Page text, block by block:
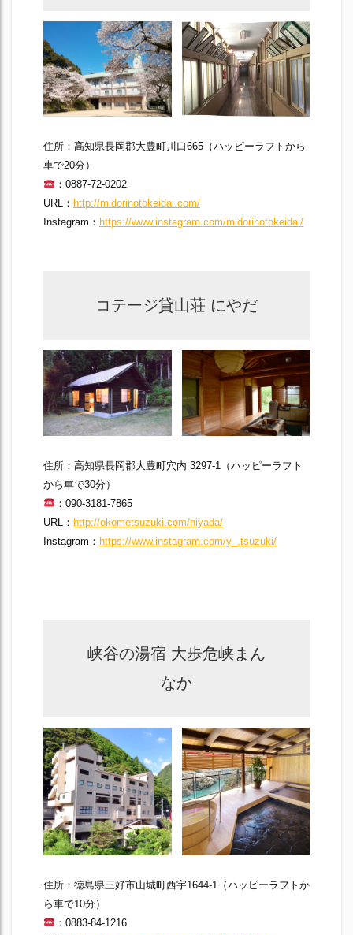
住所：高知県長岡郡大豊町川口665（ハッピーラフトから
車で20分）
：0887-72-0202
URL： http://midorinotokeidai.com/
Instagram： https://www.instagram.com/midorinotokeidai/
コテージ貸山荘 にやだ
住所：高知県長岡郡大豊町穴内 3297-1（ハッピーラフト
から車で30分）
：090-3181-7865
URL： http://okometsuzuki.com/niyada/
Instagram： https://www.instagram.com/y_.tsuzuki/
峡谷の湯宿 大歩危峡まん
なか
住所：徳島県三好市山城町西宇1644-1（ハッピーラフトか
ら車で10分）
：0883-84-1216